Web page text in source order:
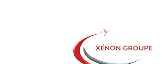
Demande de devis